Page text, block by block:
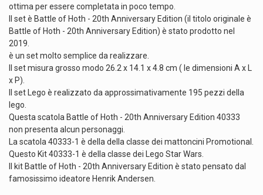
ottima per essere completata in poco tempo.
Il set è Battle of Hoth - 20th Anniversary Edition (il titolo originale è
Battle of Hoth - 20th Anniversary Edition) è stato prodotto nel
2019.
è un set molto semplice da realizzare.
Il set misura grosso modo 26.2 x 14.1 x 4.8 cm ( le dimensioni A x L
x P).
Il set Lego è realizzato da approssimativamente 195 pezzi della
lego.
Questa scatola Battle of Hoth - 20th Anniversary Edition 40333
non presenta alcun personaggi.
La scatola 40333-1 è della della classe dei mattoncini Promotional.
Questo Kit 40333-1 è della classe dei Lego Star Wars.
Il kit Battle of Hoth - 20th Anniversary Edition è stato pensato dal
famosissimo ideatore Henrik Andersen.